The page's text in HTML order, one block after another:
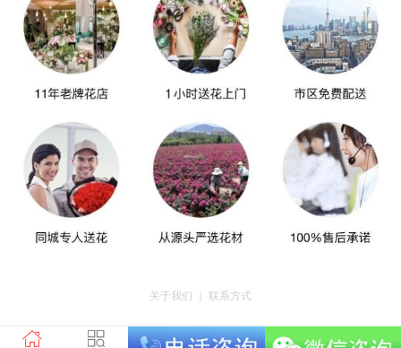
关于我们 联系方式
版权所有：荣昌区昌州街道爱神鲜花店 地址：重庆市荣昌区昌州街道迎宾大道
南段3号35幢4-20 电话：tel023-46761716